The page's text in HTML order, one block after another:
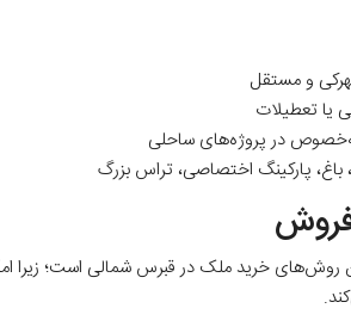
و مستقل
یا تعطیلات
به‌خصوص در پروژه‌های ساحلی
پارکینگ اختصاصی، تراس بزرگ
خرید ملک در قبرس شمالی است؛ زیرا